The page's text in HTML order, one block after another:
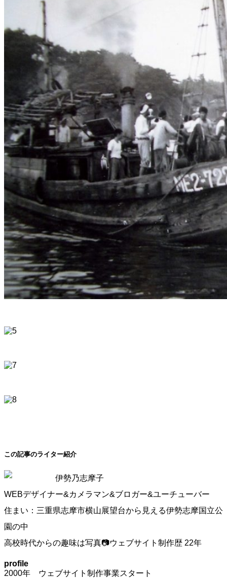
この記事のライター紹介
伊勢乃志摩子
WEBデザイナー&カメラマン&ブロガー&ユーチューバー
住まい：三重県志摩市横山展望台から見える伊勢志摩国立公
園の中
高校時代からの趣味は写真📷ウェブサイト制作歴 22年
profile
2000年 ウェブサイト制作事業スタート